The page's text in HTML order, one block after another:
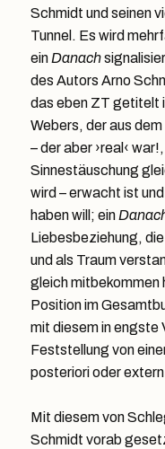
Schmidt und seinen
Tunnel. Es wird
ein Danach
des Autors Arno
das eben ZT getitelt
Webers, der aus
– der aber ›real‹
Sinnestäuschung
wird – erwacht ist
haben will; ein
Liebesbeziehung,
und als Traum
gleich mitbekommen
Position im
mit diesem in engste
Feststellung von
posteriori oder
Mit diesem von
Schmidt vorab